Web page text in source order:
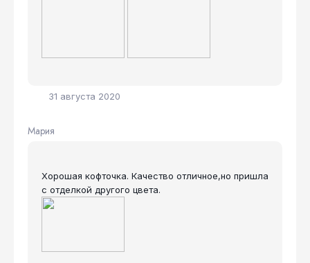
31 августа 2020
Мария
Хорошая кофточка. Качество отличное,но пришла
с отделкой другого цвета.